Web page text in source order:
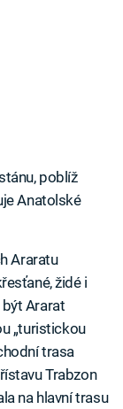
poblíž
Anatolské
Araratu
židé i
Ararat
„turistickou
trasa
Trabzon
na hlavní trasu